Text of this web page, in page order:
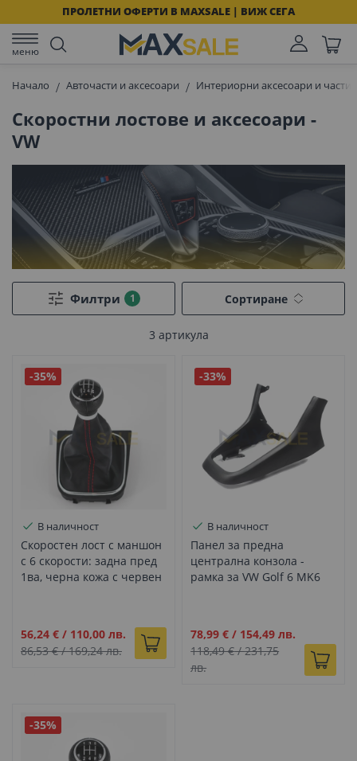
ПРОЛЕТНИ ОФЕРТИ В MAXSALE | ВИЖ СЕГА
меню
Начало Авточасти и аксесоари Интериорни аксесоари и части
Скоростни лостове и аксесоари -
VW
Филтри
3 артикула
Сортиране
-35%
В наличност
Скоростен лост с маншон
с 6 скорости: задна пред
1ва, черна кожа с червен
Промо
цена
56,24 € / 110,00 лв.
86,53 €/169,24 лв.
-33%
В наличност
Панел за предна
централна конзола -
рамка за VW Golf 6 MK6
Промо
цена
78,99 € / 154,49 лв.
118,49 €/231,75
лв.
-35%